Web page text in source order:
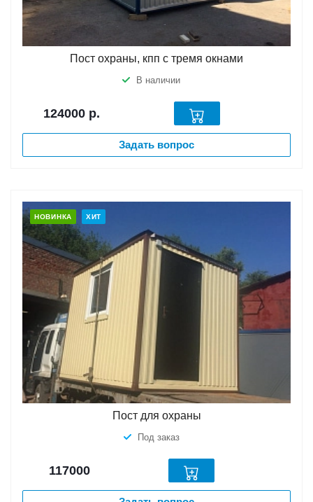
Пост охраны, кпп с тремя окнами
В наличии
124000 р.
Задать вопрос
НОВИНКА ХИТ
Пост для охраны
Под заказ
117000